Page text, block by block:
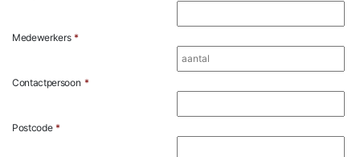
Medewerkers *
Contactpersoon *
Postcode *